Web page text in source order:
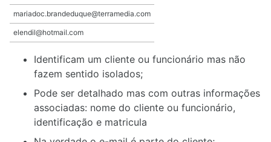
mariadoc.brandeduque@terramedia.com
elendil@hotmail.com
Identificam um cliente ou funcionário mas não
fazem sentido isolados;
Pode ser detalhado mas com outras informações
associadas: nome do cliente ou funcionário,
identificação e matricula